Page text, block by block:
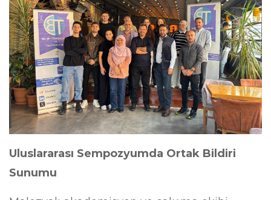
Uluslararası Sempozyumda Ortak Bildiri
Sunumu